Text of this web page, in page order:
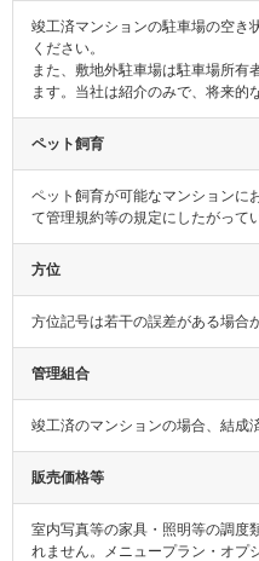
竣工済マンションの駐車場の空き
ください。
また、敷地外駐車場は駐車場所有
ます。当社は紹介のみで、将来的
ペット飼育
ペット飼育が可能なマンションに
て管理規約等の規定にしたがって
方位
方位記号は若干の誤差がある場合
管理組合
竣工済のマンションの場合、結成
販売価格等
室内写真等の家具・照明等の調度
れません。メニュープラン・オプ